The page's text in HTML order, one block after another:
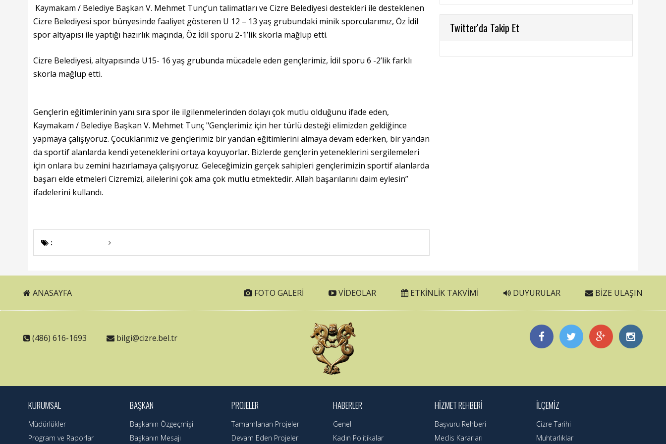
Kaymakam / Belediye Başkan V. Mehmet Tunç’un talimatları ve Cizre Belediyesi destekleri ile desteklenen
Cizre Belediyesi spor bünyesinde faaliyet gösteren U 12 – 13 yaş grubundaki minik sporcularımız, Öz İdil
spor altyapısı ile yaptığı hazırlık maçında, Öz İdil sporu 2-1’lik skorla mağlup etti.
Cizre Belediyesi, altyapısında U15- 16 yaş grubunda mücadele eden gençlerimiz, İdil sporu 6 -2’lik farklı
skorla mağlup etti.
Gençlerin eğitimlerinin yanı sıra spor ile ilgilenmelerinden dolayı çok mutlu olduğunu ifade eden,
Kaymakam / Belediye Başkan V. Mehmet Tunç "Gençlerimiz için her türlü desteği elimizden geldiğince
yapmaya çalışıyoruz. Çocuklarımız ve gençlerimiz bir yandan eğitimlerini almaya devam ederken, bir yandan
da sportif alanlarda kendi yeteneklerini ortaya koyuyorlar. Bizlerde gençlerin yeteneklerini sergilemeleri
için onlara bu zemini hazırlamaya çalışıyoruz. Geleceğimizin gerçek sahipleri gençlerimizin sportif alanlarda
başarı elde etmeleri Cizremizi, ailelerini çok ama çok mutlu etmektedir. Allah başarılarını daim eylesin”
ifadelerini kullandı.
:
Twitter'da Takip Et
ANASAYFA BIZE ULAŞIN
DUYURULAR
ETKINLIK TAKVIMI
VIDEOLAR
FOTO GALERI
(486) 616-1693 bilgi@cizre.bel.tr
KURUMSAL
Müdürlükler
Program ve Raporlar
BAŞKAN
Başkanın Özgeçmişi
Başkanın Mesajı
PROJELER
Tamamlanan Projeler
Devam Eden Projeler
HABERLER
Genel
Kadın Politikalar
HIZMET REHBERI
Başvuru Rehberi
Meclis Kararları
İLÇEMIZ
Cizre Tarihi
Muhtarlıklar